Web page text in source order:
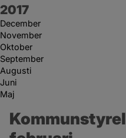
År:
2017
December
November
Oktober
September
Augusti
Juni
Maj